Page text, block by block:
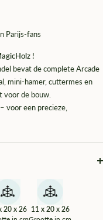
Parijs-fans
!
bevat de complete Arcade
mini-hamer, cuttermes en
voor de bouw.
voor een precieze,
20 x 26 11 x 20 x 26